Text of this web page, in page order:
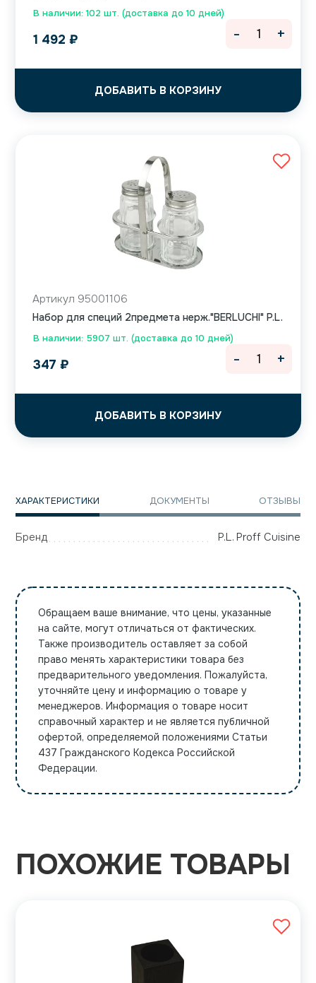
В наличии: 102 шт. (доставка до 10 дней)
1 492 ₽
ДОБАВИТЬ В КОРЗИНУ
- +
В наличии: 5907 шт. (доставка до 10 дней)
Артикул 95001106
Набор для специй 2предмета нерж."BERLUCHI" P.L.
347 ₽
ДОБАВИТЬ В КОРЗИНУ
- +
ХАРАКТЕРИСТИКИ ДОКУМЕНТЫ ОТЗЫВЫ
Бренд P.L. Proff Cuisine
Обращаем ваше внимание, что цены, указанные
на сайте, могут отличаться от фактических.
Также производитель оставляет за собой
право менять характеристики товара без
предварительного уведомления. Пожалуйста,
уточняйте цену и информацию о товаре у
менеджеров. Информация о товаре носит
справочный характер и не является публичной
офертой, определяемой положениями Статьи
437 Гражданского Кодекса Российской
Федерации.
ПОХОЖИЕ ТОВАРЫ